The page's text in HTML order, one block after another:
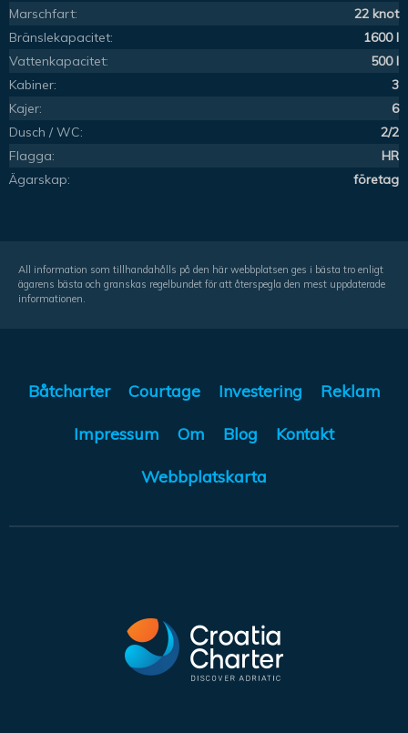
Marschfart:
22 knot
Bränslekapacitet:
1600 l
Vattenkapacitet:
500 l
Kabiner:
3
Kajer:
6
Dusch / WC:
2/2
Flagga:
HR
Ägarskap:
företag
All information som tillhandahålls på den här webbplatsen ges i bästa tro enligt
ägarens bästa och granskas regelbundet för att återspegla den mest uppdaterade
informationen.
Båtcharter Courtage Investering Reklam
Impressum Om Blog Kontakt
Webbplatskarta